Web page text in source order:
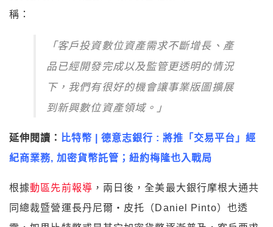
稱：
「客戶投資數位資產需求不斷增長、產
品已經開發完成以及監管更透明的情況
下，我們有很好的機會讓事業版圖擴展
到新興數位資產領域。」
延伸閱讀：
比特幣 | 德意志銀行 : 將推「交易平台」經
紀商業務, 加密貨幣託管；紐約梅隆也入戰局
根據動區先前報導 ，兩日後，全美最大銀行摩根大通共
同總裁暨營運長丹尼爾・皮托（Daniel Pinto）也透